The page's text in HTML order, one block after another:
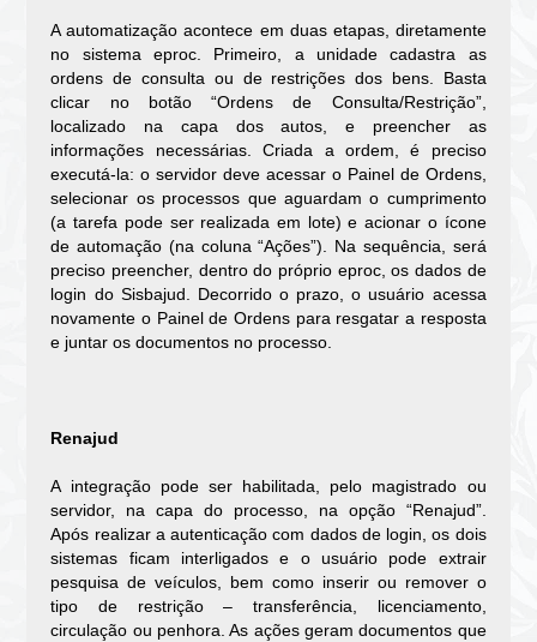
A automatização acontece em duas etapas, diretamente
no sistema eproc. Primeiro, a unidade cadastra as
ordens de consulta ou de restrições dos bens. Basta
clicar no botão “Ordens de Consulta/Restrição”,
localizado na capa dos autos, e preencher as
informações necessárias. Criada a ordem, é preciso
executá-la: o servidor deve acessar o Painel de Ordens,
selecionar os processos que aguardam o cumprimento
(a tarefa pode ser realizada em lote) e acionar o ícone
de automação (na coluna “Ações”). Na sequência, será
preciso preencher, dentro do próprio eproc, os dados de
login do Sisbajud. Decorrido o prazo, o usuário acessa
novamente o Painel de Ordens para resgatar a resposta
e juntar os documentos no processo.
Renajud
A integração pode ser habilitada, pelo magistrado ou
servidor, na capa do processo, na opção “Renajud”.
Após realizar a autenticação com dados de login, os dois
sistemas ficam interligados e o usuário pode extrair
pesquisa de veículos, bem como inserir ou remover o
tipo de restrição – transferência, licenciamento,
circulação ou penhora. As ações geram documentos que